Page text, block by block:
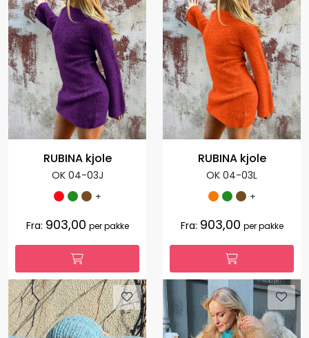
RUBINA kjole
OK 04-03J
+
Fra: 903,00 per pakke
RUBINA kjole
OK 04-03L
+
Fra: 903,00 per pakke